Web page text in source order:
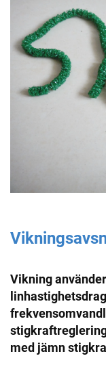
Vikning
med jämn